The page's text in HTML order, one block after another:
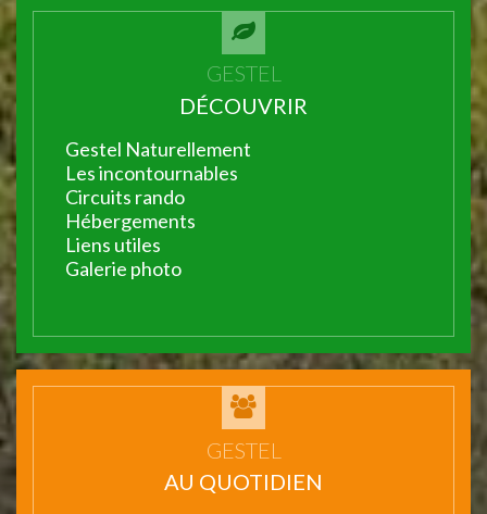
GESTEL
DÉCOUVRIR
Gestel Naturellement
Les incontournables
Circuits rando
Hébergements
Liens utiles
Galerie photo
GESTEL
AU QUOTIDIEN